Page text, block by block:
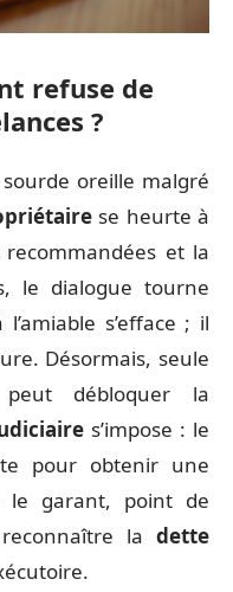
refuse de
?
oreille malgré
se heurte à
et la
le dialogue tourne
s’efface ; il
Désormais, seule
peut débloquer la
s’impose : le
pour obtenir une
le garant, point de
la dette